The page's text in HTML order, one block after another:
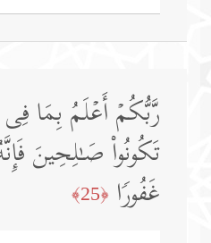
رَّبُّكُمۡ أَعۡلَمُ بِمَا
تَكُونُوا۟ صَـٰلِحِینَ
غَفُورࣰا ﴿25﴾